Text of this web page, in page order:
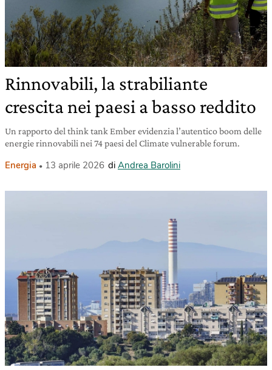
Rinnovabili, la strabiliante
crescita nei paesi a basso reddito
Un rapporto del think tank Ember evidenzia l’autentico boom delle
energie rinnovabili nei 74 paesi del Climate vulnerable forum.
Energia 13 aprile 2026 di Andrea Barolini